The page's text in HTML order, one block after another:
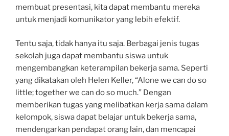
membuat presentasi, kita dapat membantu mereka
untuk menjadi komunikator yang lebih efektif.
Tentu saja, tidak hanya itu saja. Berbagai jenis tugas
sekolah juga dapat membantu siswa untuk
mengembangkan keterampilan bekerja sama. Seperti
yang dikatakan oleh Helen Keller, “Alone we can do so
little; together we can do so much.” Dengan
memberikan tugas yang melibatkan kerja sama dalam
kelompok, siswa dapat belajar untuk bekerja sama,
mendengarkan pendapat orang lain, dan mencapai